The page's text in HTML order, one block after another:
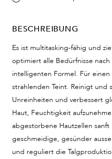
BESCHREIBUNG
Es ist multitasking-fähig und
optimiert alle Bedürfnisse
intelligenten Formel. Für
strahlenden Teint. Reinigt
Unreinheiten und verbessert
Haut, Feuchtigkeit
abgestorbene Hautzellen
geschmeidige, gesünder
und reguliert die